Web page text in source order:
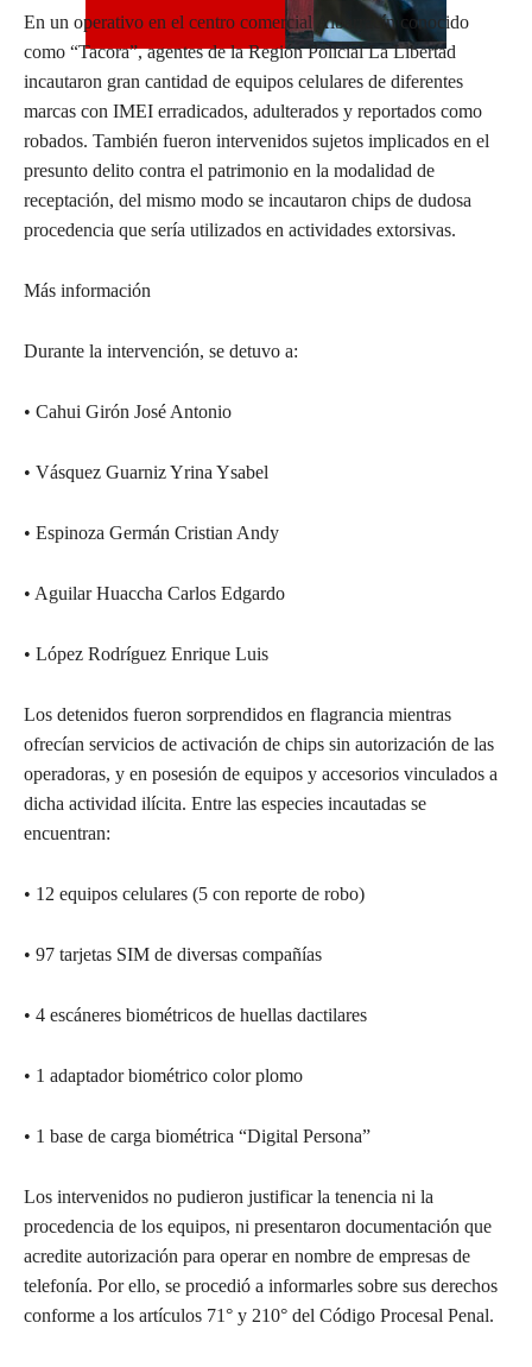
En un operativo en el centro comercial Albarracín conocido
como “Tacora”, agentes de la Región Policial La Libertad
incautaron gran cantidad de equipos celulares de diferentes
marcas con IMEI erradicados, adulterados y reportados como
robados. También fueron intervenidos sujetos implicados en el
presunto delito contra el patrimonio en la modalidad de
receptación, del mismo modo se incautaron chips de dudosa
procedencia que sería utilizados en actividades extorsivas.
Más información
Durante la intervención, se detuvo a:
• Cahui Girón José Antonio
• Vásquez Guarniz Yrina Ysabel
• Espinoza Germán Cristian Andy
• Aguilar Huaccha Carlos Edgardo
• López Rodríguez Enrique Luis
Los detenidos fueron sorprendidos en flagrancia mientras
ofrecían servicios de activación de chips sin autorización de las
operadoras, y en posesión de equipos y accesorios vinculados a
dicha actividad ilícita. Entre las especies incautadas se
encuentran:
• 12 equipos celulares (5 con reporte de robo)
• 97 tarjetas SIM de diversas compañías
• 4 escáneres biométricos de huellas dactilares
• 1 adaptador biométrico color plomo
• 1 base de carga biométrica “Digital Persona”
Los intervenidos no pudieron justificar la tenencia ni la
procedencia de los equipos, ni presentaron documentación que
acredite autorización para operar en nombre de empresas de
telefonía. Por ello, se procedió a informarles sobre sus derechos
conforme a los artículos 71° y 210° del Código Procesal Penal.